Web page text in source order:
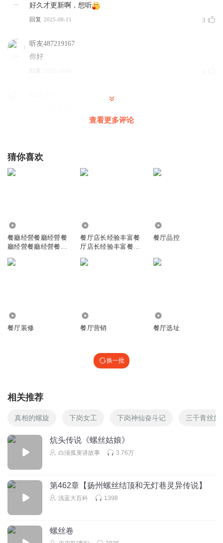
好久才更新啊，想听
回复 2025-08-11 3
听友487219167
你好
回复
不更了吗
查看更多评论
猜你喜欢
餐廳经營餐廳经營餐
廳经營餐廳经營餐廳
餐厅店长经验丰富餐
厅店长经验丰富餐厅
餐厅品控
餐厅装修 餐厅营销 餐厅选址
换一批
相关推荐
真相的螺旋 下岗女工 下岗神仙奋斗记 三千青丝如
炕头传说《螺丝姑娘》
白须孤叟讲故事 3.76万
第462章【扬州螺丝结顶和无灯巷灵异传说】
浅蓝大百科 1398
螺丝卷